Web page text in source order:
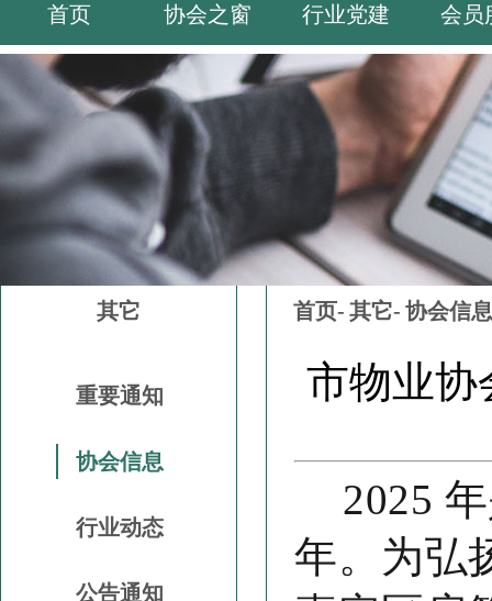
首页 协会之窗 行业党建 会员
其它
重要通知
协会信息
行业动态
公告通知
首页- 其它- 协会信息
市物业协
2025
年。为弘